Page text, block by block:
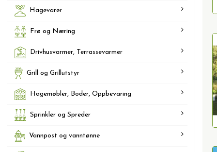
Hagevarer
Frø og Næring
Drivhusvarmer, Terrassevarmer
Grill og Grillutstyr
Hagemøbler, Boder, Oppbevaring
Sprinkler og Spreder
Vannpost og vanntønne